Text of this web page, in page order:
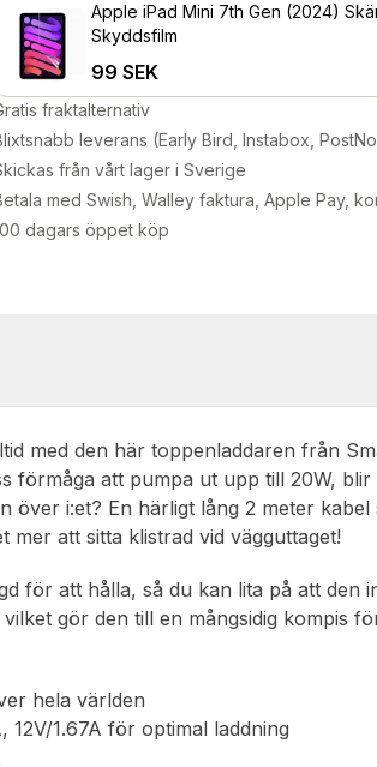
Apple iPad Mini 7th Gen (2024)
Skyddsfilm
99 SEK
fraktalternativ
leverans (Early Bird, Instabox,
från vårt lager i Sverige
med Swish, Walley faktura, Apple Pay,
dagars öppet köp
med den här toppenladdaren från
förmåga att pumpa ut upp till 20W,
över i:et? En härligt lång 2 meter
att sitta klistrad vid vägguttaget!
för att hålla, så du kan lita på att den
gör den till en mångsidig kompis
hela världen
1.67A för optimal laddning